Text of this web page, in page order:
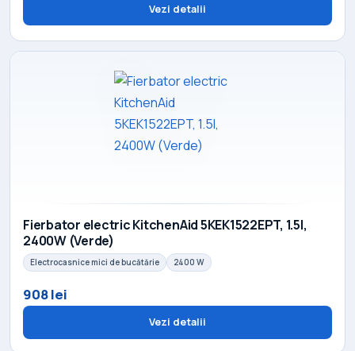
Vezi detalii
Fierbator electric KitchenAid 5KEK1522EPT, 1.5l,
2400W (Verde)
Electrocasnice mici de bucătărie 2400 W
908 lei
Vezi detalii